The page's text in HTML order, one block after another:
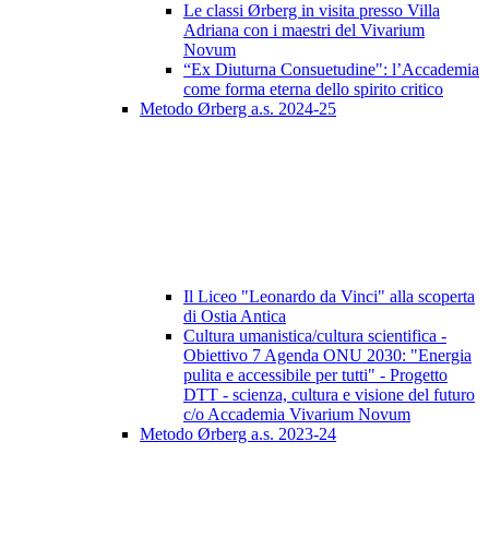
Le classi Ørberg in visita presso Villa
Adriana con i maestri del Vivarium
Novum
“Ex Diuturna Consuetudine": l’Accademia
come forma eterna dello spirito critico
Metodo Ørberg a.s. 2024-25
Il Liceo "Leonardo da Vinci" alla scoperta
di Ostia Antica
Cultura umanistica/cultura scientifica -
Obiettivo 7 Agenda ONU 2030: "Energia
pulita e accessibile per tutti" - Progetto
DTT - scienza, cultura e visione del futuro
c/o Accademia Vivarium Novum
Metodo Ørberg a.s. 2023-24